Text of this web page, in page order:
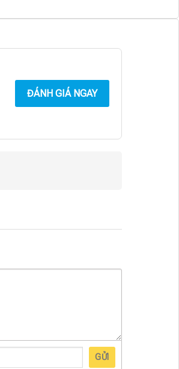
ĐÁNH GIÁ NGAY
GỬI